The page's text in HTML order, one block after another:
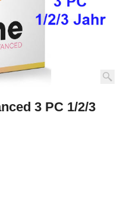
3 PC 1/2/3